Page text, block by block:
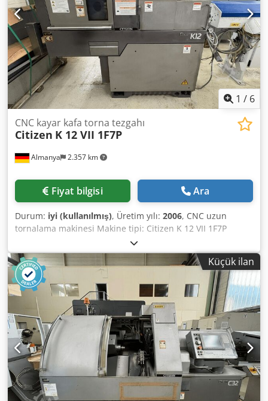
1 / 6
Almanya 2.357 km
CNC kayar kafa torna tezgahı
Citizen K 12 VII 1F7P
Fiyat bilgisi Ara
Durum: iyi (kullanılmış), Üretim yılı: 2006, CNC uzun
tornalama makinesi Makine tipi: Citizen K 12 VII 1F7P
Kontrol: Fanuc Üretim yılı: 2006 TEKNİK BİLGİLER Ana mil
Maks. tornalama uzunluğu: 200 mm Tornalama çapı: 12
mm Çubuk geçişi: 12 mm Devir aralığı: 15.000 dev/dak
Dedpfx Aozim Haoblokr Maks. ön delik çapı: 10 mm Maks.
ön diş çapı: M8 Mil çapı: 16 mm Kontra milin maks. işleme
çapı: 12 mm Kontra milin maks. işleme uzunluğu: 40 mm
Arka işleme için maks. delik çapı: 6 mm Arka işleme için
maks. diş çapı: M5 Kontra mil devir sayısı: 10.000 dev/dak
Takım aparatı, takım sayısı: 8 Tahrikli takımların devir hızı:
6000 dev/dak Arka işleme için tahrikli takımlar mevcut
değildir
Küçük ilan